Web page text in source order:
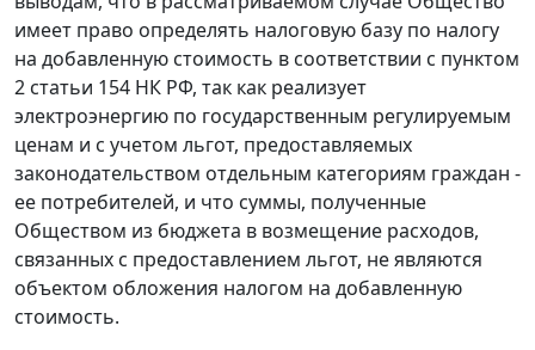
имеет право определять налоговую базу по налогу
на добавленную стоимость в соответствии с пунктом
2 статьи 154 НК РФ, так как реализует
электроэнергию по государственным регулируемым
ценам и с учетом льгот, предоставляемых
законодательством отдельным категориям граждан -
ее потребителей, и что суммы, полученные
Обществом из бюджета в возмещение расходов,
связанных с предоставлением льгот, не являются
объектом обложения налогом на добавленную
стоимость.